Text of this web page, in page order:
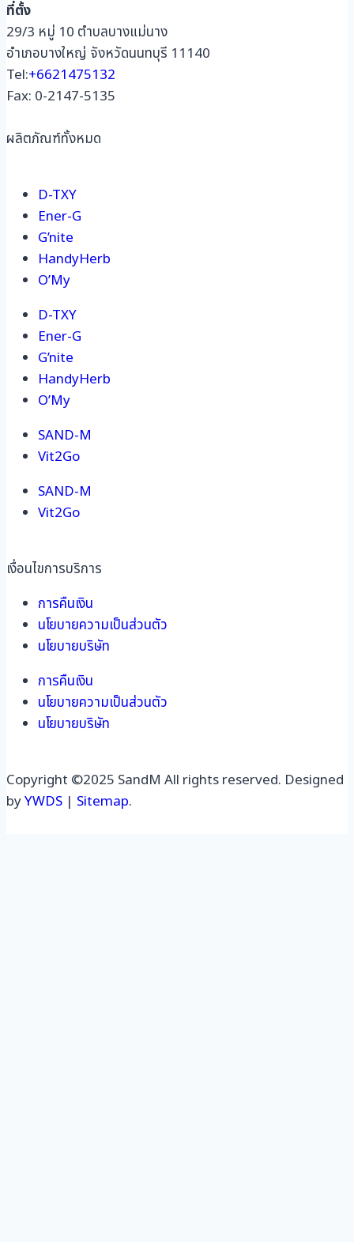
ที่ตั้ง
29/3 หมู่ 10 ตำบลบางแม่นาง
อำเภอบางใหญ่ จังหวัดนนทบุรี 11140
Tel:+6621475132
Fax: 0-2147-5135
ผลิตภัณฑ์ทั้งหมด
D-TXY
Ener-G
G’nite
HandyHerb
O’My
D-TXY
Ener-G
G’nite
HandyHerb
O’My
SAND-M
Vit2Go
SAND-M
Vit2Go
เงื่อนไขการบริการ
การคืนเงิน
นโยบายความเป็นส่วนตัว
นโยบายบริษัท
การคืนเงิน
นโยบายความเป็นส่วนตัว
นโยบายบริษัท
Copyright ©2025 SandM All rights reserved. Designed
byYWDS | Sitemap.